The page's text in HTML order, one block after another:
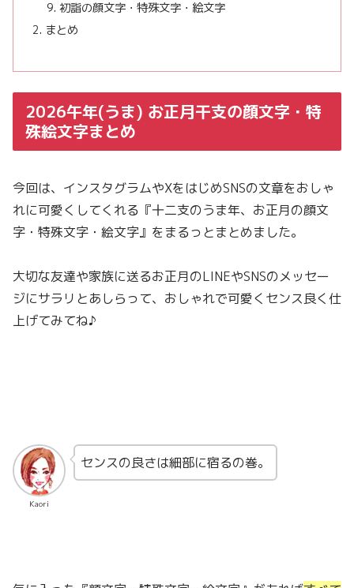
初詣の顔文字・特殊文字・絵文字
まとめ
2026午年(うま) お正月干支の顔文字・特
殊絵文字まとめ
今回は、インスタグラムやXをはじめSNSの文章をおしゃ
れに可愛くしてくれる『十二支のうま年、お正月の顔文
字・特殊文字・絵文字』をまるっとまとめました。
大切な友達や家族に送るお正月のLINEやSNSのメッセー
ジにサラリとあしらって、おしゃれで可愛くセンス良く仕
上げてみてね♪
Kaori
センスの良さは細部に宿るの巻。